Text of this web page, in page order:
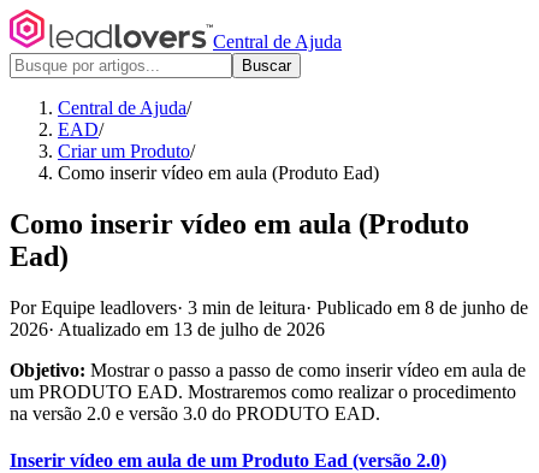
Central de Ajuda
Buscar
Central de Ajuda/
EAD/
Criar um Produto/
Como inserir vídeo em aula (Produto Ead)
Como inserir vídeo em aula (Produto
Ead)
Por Equipe leadlovers· 3 min de leitura· Publicado em 8 de junho de
2026· Atualizado em 13 de julho de 2026
Objetivo: Mostrar o passo a passo de como inserir vídeo em aula de
um PRODUTO EAD. Mostraremos como realizar o procedimento
na versão 2.0 e versão 3.0 do PRODUTO EAD.
Inserir vídeo em aula de um Produto Ead (versão 2.0)